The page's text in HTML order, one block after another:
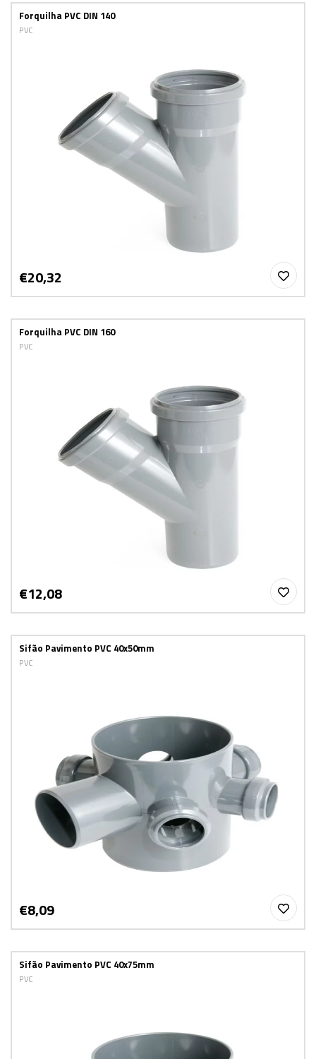
Forquilha PVC DIN 140
PVC
€20,32
Forquilha PVC DIN 160
PVC
€12,08
Sifão Pavimento PVC 40x50mm
PVC
€8,09
Sifão Pavimento PVC 40x75mm
PVC